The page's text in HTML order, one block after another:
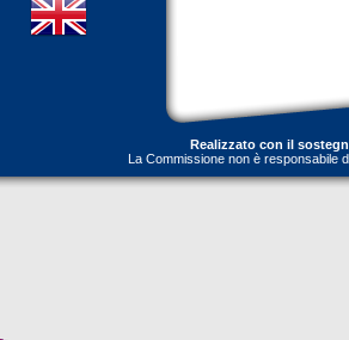
Realizzato con il
La Commissione non è responsabile